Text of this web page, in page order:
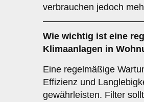
verbrauchen jedoch
Wie wichtig ist eine
Klimaanlagen in
Eine regelmäßige
Effizienz und
gewährleisten. Filter